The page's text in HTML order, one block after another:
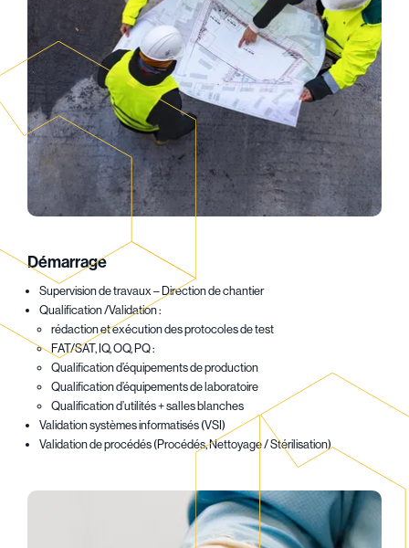
Démarrage
Supervision de travaux – Direction de chantier
Qualification /Validation :
rédaction et exécution des protocoles de test
FAT/SAT, IQ, OQ, PQ :
Qualification d’équipements de production
Qualification d’équipements de laboratoire
Qualification d’utilités + salles blanches
Validation systèmes informatisés (VSI)
Validation de procédés (Procédés, Nettoyage / Stérilisation)